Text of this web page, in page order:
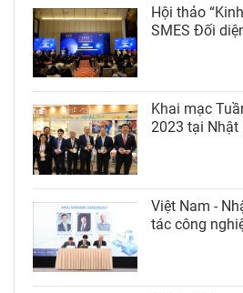
Hội thảo
SMES Đối
Khai mạc
2023 tại Nhật
Việt Nam -
tác công